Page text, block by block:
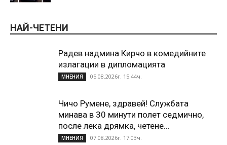
НАЙ-ЧЕТЕНИ
Радев надмина Кирчо в комедийните
излагации в дипломацията
МНЕНИЯ 05.08.2026г. 15:44ч.
Чичо Румене, здравей! Службата
минава в 30 минути полет седмично,
после лека дрямка, четене...
МНЕНИЯ 07.08.2026г. 17:03ч.